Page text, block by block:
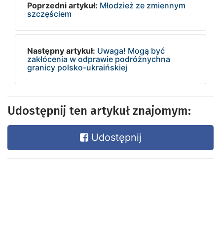
Poprzedni artykuł: Młodzież ze zmiennym
szczęściem
Następny artykuł: Uwaga! Mogą być
zakłócenia w odprawie podróżnychna
granicy polsko-ukraińskiej
Udostępnij ten artykuł znajomym:
Udostępnij